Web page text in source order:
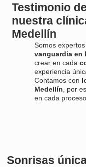
Testimonio
nuestra
Medellín
Somos
vanguardia en
crear en cada
experiencia
Contamos con
Medellín , por
en cada
Sonrisas